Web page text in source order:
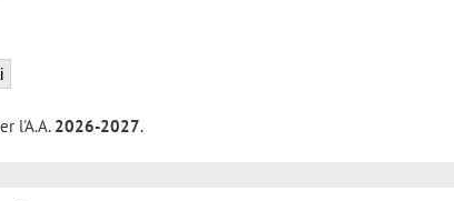
l'A.A. 2026-2027.